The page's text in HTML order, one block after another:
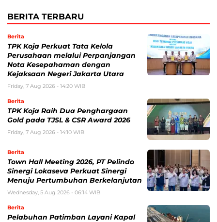
BERITA TERBARU
Berita
TPK Koja Perkuat Tata Kelola
Perusahaan melalui Perpanjangan
Nota Kesepahaman dengan
Kejaksaan Negeri Jakarta Utara
Friday, 7 Aug 2026 - 14:20 WIB
Berita
TPK Koja Raih Dua Penghargaan
Gold pada TJSL & CSR Award 2026
Friday, 7 Aug 2026 - 14:10 WIB
Berita
Town Hall Meeting 2026, PT Pelindo
Sinergi Lokaseva Perkuat Sinergi
Menuju Pertumbuhan Berkelanjutan
Wednesday, 5 Aug 2026 - 06:14 WIB
Berita
Pelabuhan Patimban Layani Kapal